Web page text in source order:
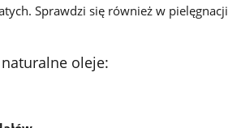
Sprawdzi się również w pielęgnacji
oleje: